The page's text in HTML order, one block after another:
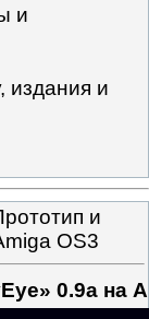
и
издания и
и
OS3
0.9a на